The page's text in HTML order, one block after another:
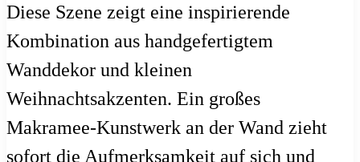
Diese Szene zeigt eine inspirierende
Kombination aus handgefertigtem
Wanddekor und kleinen
Weihnachtsakzenten. Ein großes
Makramee-Kunstwerk an der Wand zieht
sofort die Aufmerksamkeit auf sich und